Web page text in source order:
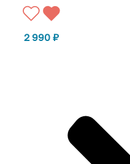
2 990 ₽